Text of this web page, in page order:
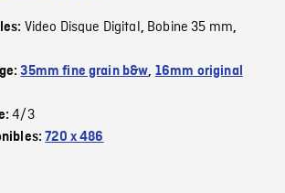
Video Disque Digital, Bobine 35 mm,
35mm fine grain b&w, 16mm original
4/3
720 x 486